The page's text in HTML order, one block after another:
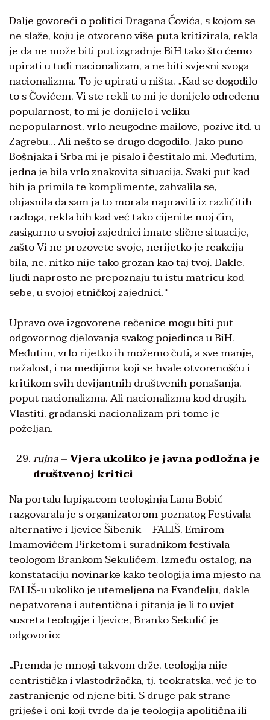
Dalje govoreći o politici Dragana Čovića, s kojom se
ne slaže, koju je otvoreno više puta kritizirala, rekla
je da ne može biti put izgradnje BiH tako što ćemo
upirati u tuđi nacionalizam, a ne biti svjesni svoga
nacionalizma. To je upirati u ništa. „Kad se dogodilo
to s Čovićem, Vi ste rekli to mi je donijelo određenu
popularnost, to mi je donijelo i veliku
nepopularnost, vrlo neugodne mailove, pozive itd. u
Zagrebu… Ali nešto se drugo dogodilo. Jako puno
Bošnjaka i Srba mi je pisalo i čestitalo mi. Međutim,
jedna je bila vrlo znakovita situacija. Svaki put kad
bih ja primila te komplimente, zahvalila se,
objasnila da sam ja to morala napraviti iz različitih
razloga, rekla bih kad već tako cijenite moj čin,
zasigurno u svojoj zajednici imate slične situacije,
zašto Vi ne prozovete svoje, nerijetko je reakcija
bila, ne, nitko nije tako grozan kao taj tvoj. Dakle,
ljudi naprosto ne prepoznaju tu istu matricu kod
sebe, u svojoj etničkoj zajednici.“
Upravo ove izgovorene rečenice mogu biti put
odgovornog djelovanja svakog pojedinca u BiH.
Međutim, vrlo rijetko ih možemo čuti, a sve manje,
nažalost, i na medijima koji se hvale otvorenošću i
kritikom svih devijantnih društvenih ponašanja,
poput nacionalizma. Ali nacionalizma kod drugih.
Vlastiti, građanski nacionalizam pri tome je
poželjan.
rujna–Vjera ukoliko je javna podložna je
društvenoj kritici
Na portalu lupiga.com teologinja Lana Bobić
razgovarala je s organizatorom poznatog Festivala
alternative i ljevice Šibenik – FALIŠ, Emirom
Imamovićem Pirketom i suradnikom festivala
teologom Brankom Sekulićem. Između ostalog, na
konstataciju novinarke kako teologija ima mjesto na
FALIŠ-u ukoliko je utemeljena na Evanđelju, dakle
nepatvorena i autentična i pitanja je li to uvjet
susreta teologije i ljevice, Branko Sekulić je
odgovorio:
„Premda je mnogi takvom drže, teologija nije
centristička i vlastodržačka, tj. teokratska, već je to
zastranjenje od njene biti. S druge pak strane
griješe i oni koji tvrde da je teologija apolitična ili